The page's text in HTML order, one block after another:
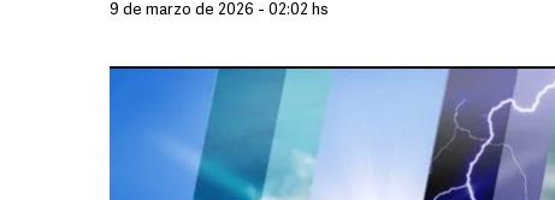
9 de marzo de 2026 - 02:02 hs